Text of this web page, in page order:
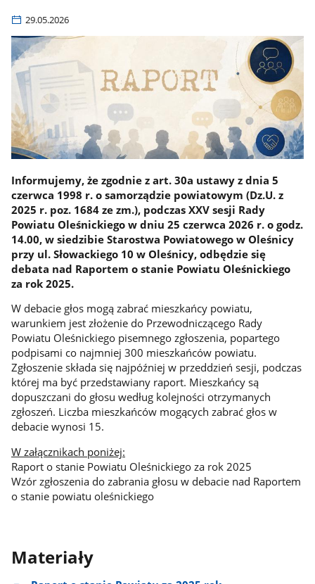
29.05.2026
Informujemy, że zgodnie z art. 30a ustawy z dnia 5
czerwca 1998 r. o samorządzie powiatowym (Dz.U. z
2025 r. poz. 1684 ze zm.), podczas XXV sesji Rady
Powiatu Oleśnickiego w dniu 25 czerwca 2026 r. o godz.
14.00, w siedzibie Starostwa Powiatowego w Oleśnicy
przy ul. Słowackiego 10 w Oleśnicy, odbędzie się
debata nad Raportem o stanie Powiatu Oleśnickiego
za rok 2025.
W debacie głos mogą zabrać mieszkańcy powiatu,
warunkiem jest złożenie do Przewodniczącego Rady
Powiatu Oleśnickiego pisemnego zgłoszenia, popartego
podpisami co najmniej 300 mieszkańców powiatu.
Zgłoszenie składa się najpóźniej w przeddzień sesji, podczas
której ma być przedstawiany raport. Mieszkańcy są
dopuszczani do głosu według kolejności otrzymanych
zgłoszeń. Liczba mieszkańców mogących zabrać głos w
debacie wynosi 15.
W załącznikach poniżej:
Raport o stanie Powiatu Oleśnickiego za rok 2025
Wzór zgłoszenia do zabrania głosu w debacie nad Raportem
o stanie powiatu oleśnickiego
Materiały